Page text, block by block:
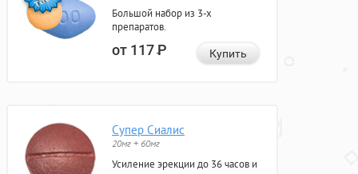
Большой набор из 3-х
препаратов.
от 117Р Купить
Супер Сиалис
20мг + 60мг
Усиление эрекции до 36 часов и